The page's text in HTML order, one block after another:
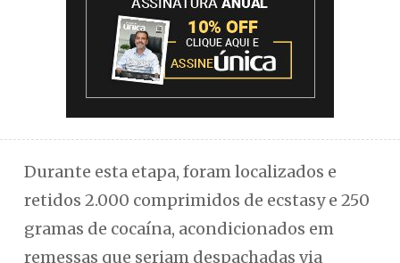
Durante esta etapa, foram localizados e
retidos 2.000 comprimidos de ecstasy e 250
gramas de cocaína, acondicionados em
remessas que seriam despachadas via